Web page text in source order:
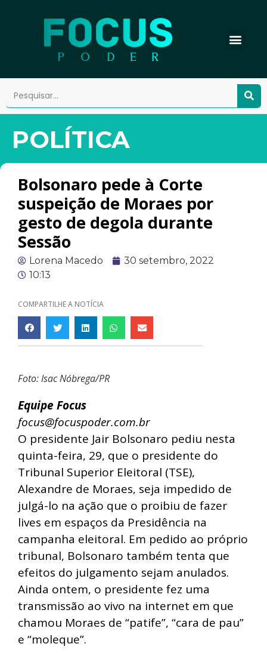
POLÍTICA
Bolsonaro pede à Corte
suspeição de Moraes por
gesto de degola durante
Sessão
Lorena Macedo
30 setembro, 2022
10:13
COMPARTILHE A NOTÍCIA
Foto: Isac Nóbrega/PR
Equipe Focus
focus@focuspoder.com.br
O presidente Jair Bolsonaro pediu nesta
quinta-feira, 29, que o presidente do
Tribunal Superior Eleitoral (TSE),
Alexandre de Moraes, seja impedido de
julgá-lo na ação que o proibiu de fazer
lives em espaços da Presidência na
campanha eleitoral. Em pedido ao próprio
tribunal, Bolsonaro também tenta que
efeitos do julgamento sejam anulados.
Ainda ontem, o presidente fez uma
transmissão ao vivo na internet em que
chamou Moraes de “patife”, “cara de pau”
e “moleque”.